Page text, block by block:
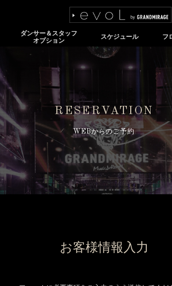
ダンサー＆スタッフ
オプション
スケジュール フ
RESERVATION
WEBからのご予約
お客様情報入力